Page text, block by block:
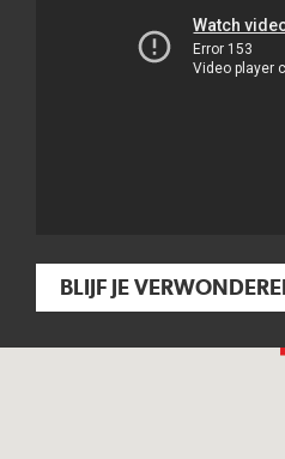
BLIJF JE